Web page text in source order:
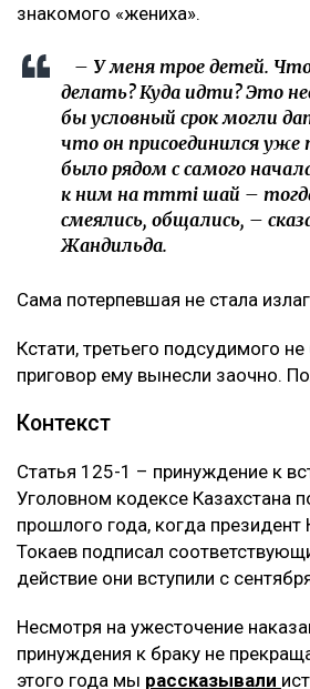
знакомого «жениха».
– У меня трое детей.
делать? Куда идти? Это
бы условный срок могли
что он присоединился уже
было рядом с самого
к ним на тәтті шай –
смеялись, общались, –
Жандильда.
Сама потерпевшая не стала
Кстати, третьего подсудимого
приговор ему вынесли заочно.
Контекст
Статья 125-1 – принуждение к
Уголовном кодексе Казахстана
прошлого года, когда
Токаев подписал
действие они вступили с
Несмотря на ужесточение
принуждения к браку не
этого года мы рассказывали